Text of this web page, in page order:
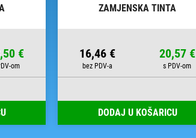
€
ZAMJENSKA TINTA
16,46 € 20,57 €
DODAJ U KOŠARICU